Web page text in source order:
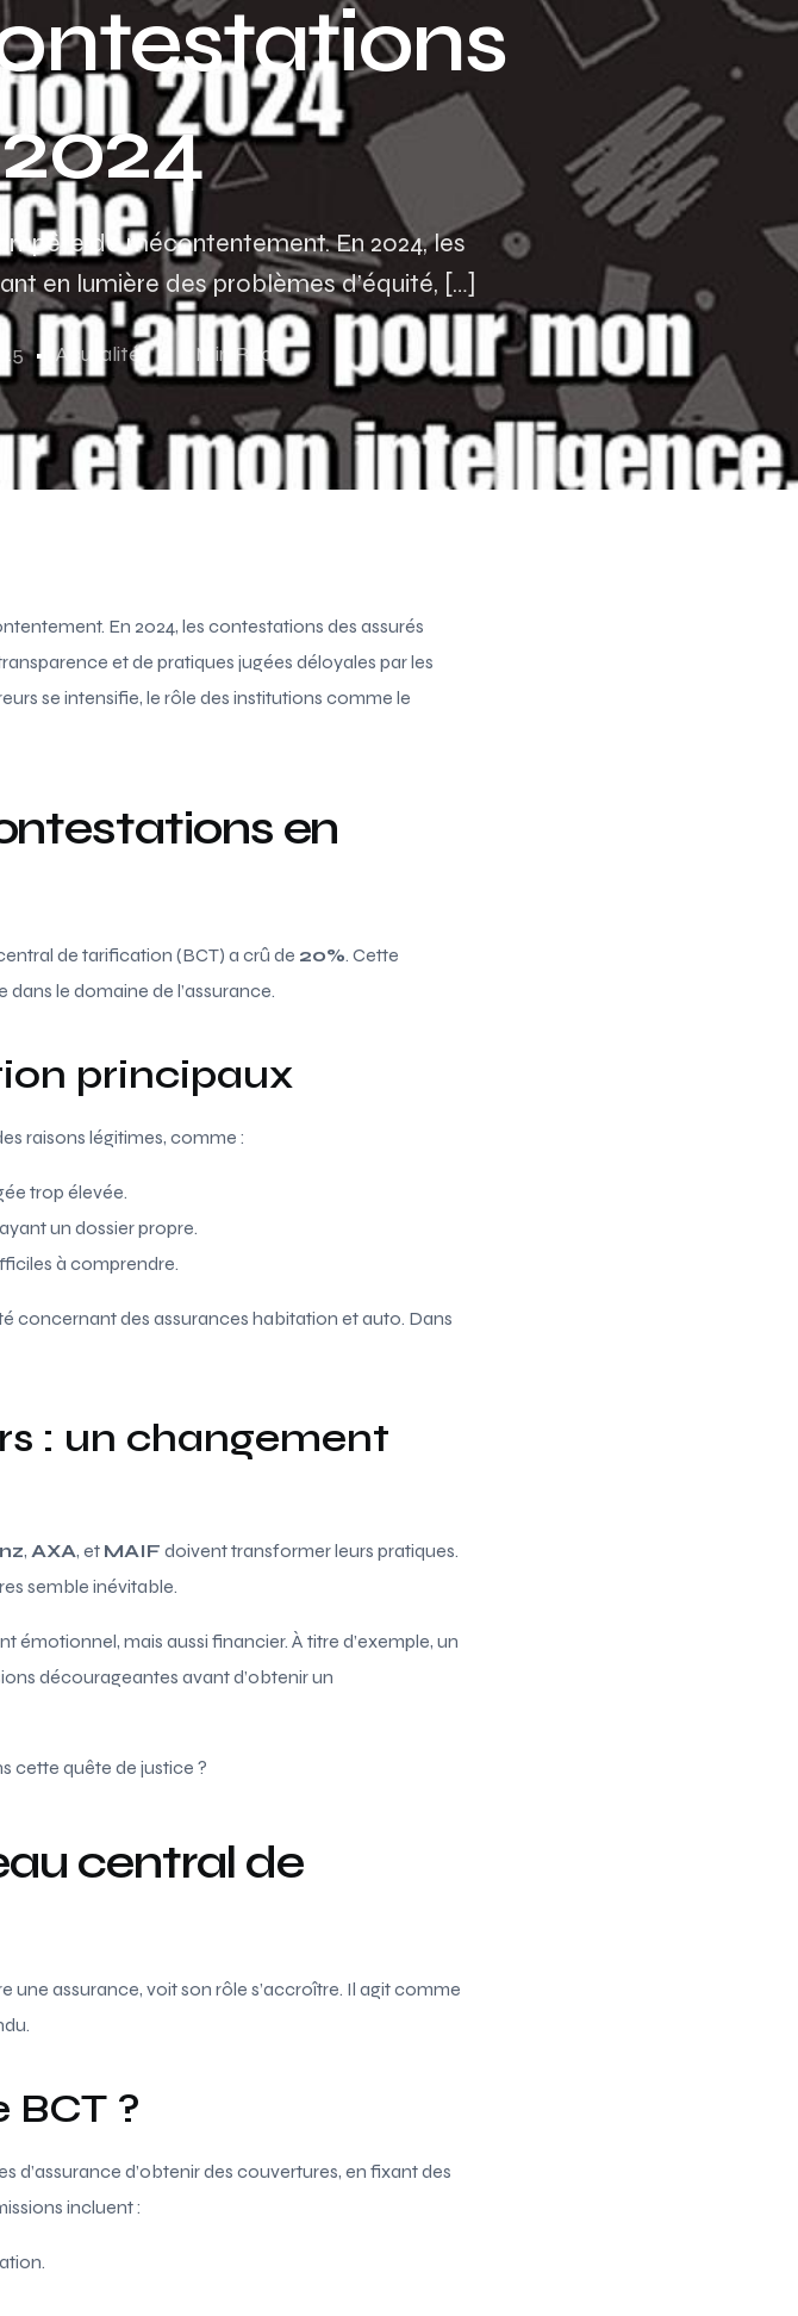
Assurance auto Toulouse
Assurance auto Lyon
Assurance auto Marseille
de mécontentement. En 2024, les
en lumière des problèmes d’équité, […]
Acutalités 3 Min Read
En 2024, les contestations des assurés
et de pratiques jugées déloyales par les
se intensifie, le rôle des institutions comme le
en
de tarification (BCT) a crû de 20%. Cette
le domaine de l’assurance.
principaux
raisons légitimes, comme :
trop élevée.
un dossier propre.
à comprendre.
concernant des assurances habitation et auto. Dans
: un changement
, AXA, et MAIF doivent transformer leurs pratiques.
semble inévitable.
émotionnel, mais aussi financier. À titre d’exemple, un
décourageantes avant d’obtenir un
cette quête de justice ?
central de
une assurance, voit son rôle s’accroître. Il agit comme
?
d’assurance d’obtenir des couvertures, en fixant des
incluent :